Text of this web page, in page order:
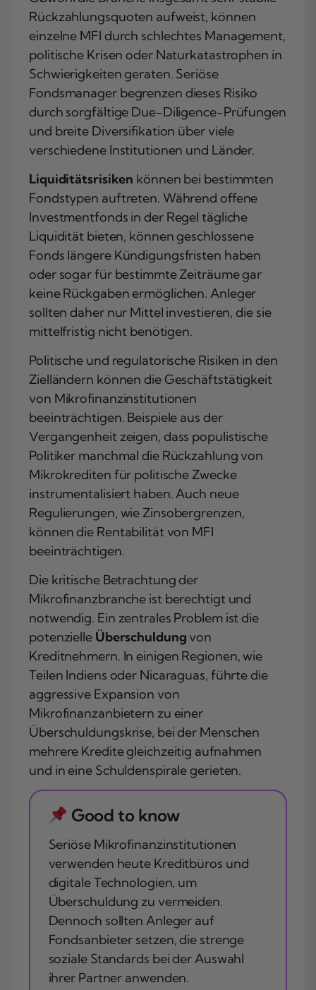
Rückzahlungsquoten aufweist, können
einzelne MFI durch schlechtes Management,
politische Krisen oder Naturkatastrophen in
Schwierigkeiten geraten. Seriöse
Fondsmanager begrenzen dieses Risiko
durch sorgfältige Due-Diligence-Prüfungen
und breite Diversifikation über viele
verschiedene Institutionen und Länder.
Liquiditätsrisiken können bei bestimmten
Fondstypen auftreten. Während offene
Investmentfonds in der Regel tägliche
Liquidität bieten, können geschlossene
Fonds längere Kündigungsfristen haben
oder sogar für bestimmte Zeiträume gar
keine Rückgaben ermöglichen. Anleger
sollten daher nur Mittel investieren, die sie
mittelfristig nicht benötigen.
Politische und regulatorische Risiken in den
Zielländern können die Geschäftstätigkeit
von Mikrofinanzinstitutionen
beeinträchtigen. Beispiele aus der
Vergangenheit zeigen, dass populistische
Politiker manchmal die Rückzahlung von
Mikrokrediten für politische Zwecke
instrumentalisiert haben. Auch neue
Regulierungen, wie Zinsobergrenzen,
können die Rentabilität von MFI
beeinträchtigen.
Die kritische Betrachtung der
Mikrofinanzbranche ist berechtigt und
notwendig. Ein zentrales Problem ist die
potenzielle Überschuldung von
Kreditnehmern. In einigen Regionen, wie
Teilen Indiens oder Nicaraguas, führte die
aggressive Expansion von
Mikrofinanzanbietern zu einer
Überschuldungskrise, bei der Menschen
mehrere Kredite gleichzeitig aufnahmen
und in eine Schuldenspirale gerieten.
Good to know
Seriöse Mikrofinanzinstitutionen
verwenden heute Kreditbüros und
digitale Technologien, um
Überschuldung zu vermeiden.
Dennoch sollten Anleger auf
Fondsanbieter setzen, die strenge
soziale Standards bei der Auswahl
ihrer Partner anwenden.